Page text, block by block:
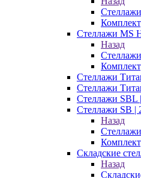
Стеллажи MS
Назад
Стеллажи
Стеллажи
Стеллажи SBL
Стеллажи SB |
Назад
Складские
Назад